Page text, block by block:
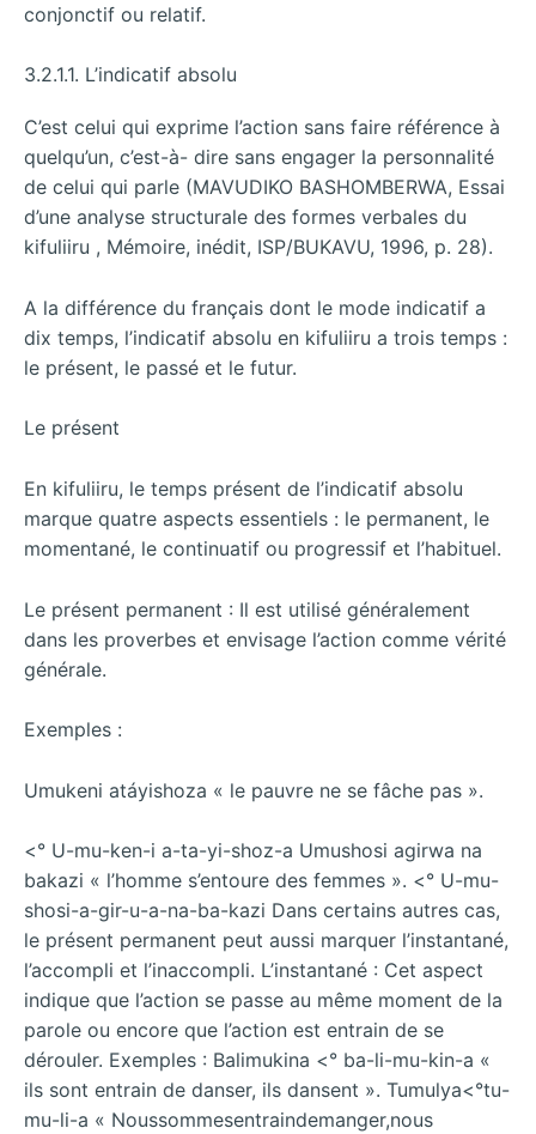
conjonctif ou relatif.
3.2.1.1. L’indicatif absolu
C’est celui qui exprime l’action sans faire référence à
quelqu’un, c’est-à- dire sans engager la personnalité
de celui qui parle (MAVUDIKO BASHOMBERWA, Essai
d’une analyse structurale des formes verbales du
kifuliiru , Mémoire, inédit, ISP/BUKAVU, 1996, p. 28).
A la différence du français dont le mode indicatif a
dix temps, l’indicatif absolu en kifuliiru a trois temps :
le présent, le passé et le futur.
Le présent
En kifuliiru, le temps présent de l’indicatif absolu
marque quatre aspects essentiels : le permanent, le
momentané, le continuatif ou progressif et l’habituel.
Le présent permanent : Il est utilisé généralement
dans les proverbes et envisage l’action comme vérité
générale.
Exemples :
Umukeni atáyishoza « le pauvre ne se fâche pas ».
<° U-mu-ken-i a-ta-yi-shoz-a Umushosi agirwa na
bakazi « l’homme s’entoure des femmes ». <° U-mu-
shosi-a-gir-u-a-na-ba-kazi Dans certains autres cas,
le présent permanent peut aussi marquer l’instantané,
l’accompli et l’inaccompli. L’instantané : Cet aspect
indique que l’action se passe au même moment de la
parole ou encore que l’action est entrain de se
dérouler. Exemples : Balimukina <° ba-li-mu-kin-a «
ils sont entrain de danser, ils dansent ». Tumulya<°tu-
mu-li-a « Noussommesentraindemanger,nous